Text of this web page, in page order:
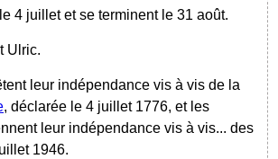
le 4 juillet et se terminent le 31 août.
Ulric.
leur indépendance vis à vis de la
, déclarée le 4 juillet 1776, et les
leur indépendance vis à vis... des
1946.